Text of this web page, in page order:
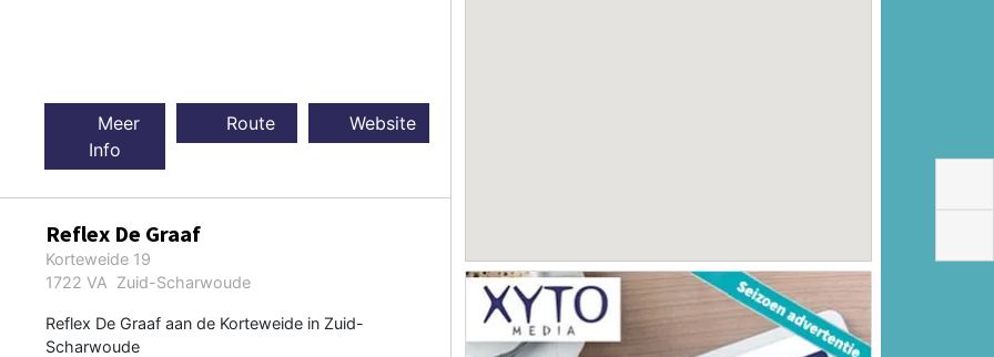
Meer
Info
Route Website
Reflex De Graaf
Korteweide 19
1722 VA Zuid-Scharwoude
Reflex De Graaf aan de Korteweide in Zuid-
Scharwoude